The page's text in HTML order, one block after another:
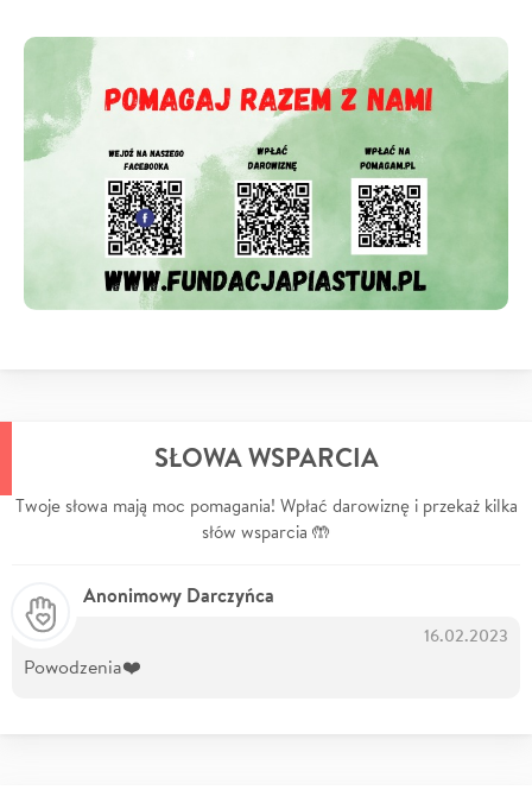
SŁOWA WSPARCIA
Twoje słowa mają moc pomagania! Wpłać darowiznę i przekaż kilka
słów wsparcia 🤲
Anonimowy Darczyńca
16.02.2023
Powodzenia❤️